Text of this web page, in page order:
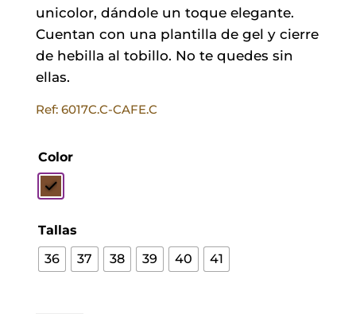
unicolor, dándole un toque elegante.
Cuentan con una plantilla de gel y cierre
de hebilla al tobillo. No te quedes sin
ellas.
Ref: 6017C.C-CAFE.C
Color
Tallas
36
37 38 39 40 41